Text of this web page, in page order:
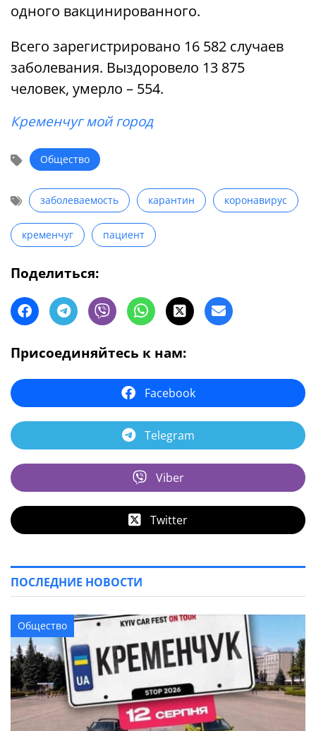
одного вакцинированного.
Всего зарегистрировано 16 582 случаев
заболевания. Выздоровело 13 875
человек, умерло – 554.
Кременчуг мой город
Общество
заболеваемость карантин коронавирус
кременчуг пациент
Поделиться:
Присоединяйтесь к нам:
Facebook
Telegram
Viber
Twitter
ПОСЛЕДНИЕ НОВОСТИ
Общество